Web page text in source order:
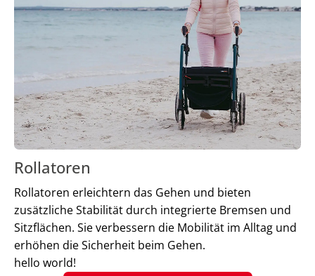
Rollatoren
Rollatoren erleichtern das Gehen und bieten
zusätzliche Stabilität durch integrierte Bremsen und
Sitzflächen. Sie verbessern die Mobilität im Alltag und
erhöhen die Sicherheit beim Gehen.
hello world!